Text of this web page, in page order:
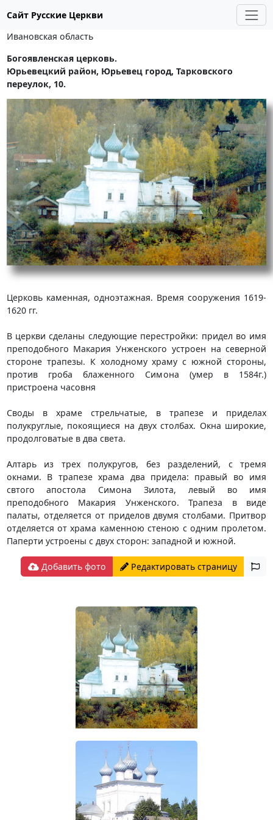
Сайт Русские Церкви
Ивановская область
Богоявленская церковь.
Юрьевецкий район, Юрьевец город, Тарковского
переулок, 10.
Церковь каменная, одноэтажная. Время сооружения 1619-
1620 гг.
В церкви сделаны следующие перестройки: придел во имя
преподобного Макария Унженского устроен на северной
стороне трапезы. К холодному храму с южной стороны,
против гроба блаженного Симона (умер в 1584г.)
пристроена часовня
Своды в храме стрельчатые, в трапезе и приделах
полукруглые, покоящиеся на двух столбах. Окна широкие,
продолговатые в два света.
Алтарь из трех полукругов, без разделений, с тремя
окнами. В трапезе храма два придела: правый во имя
свтого апостола Симона Зилота, левый во имя
преподобного Макария Унженского. Трапеза в виде
палаты, отделяется от приделов двумя столбами. Притвор
отделяется от храма каменною стеною с одним пролетом.
Паперти устроены с двух сторон: западной и южной.
Добавить фото Редактировать страницу